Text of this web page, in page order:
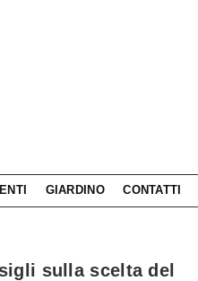
GIARDINO CONTATTI
sulla scelta del